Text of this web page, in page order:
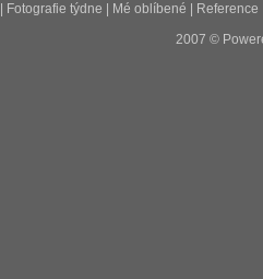
Fotografie týdne Mé oblíbené Reference
2007 ©